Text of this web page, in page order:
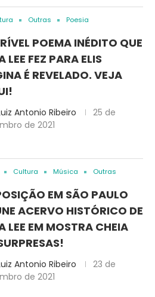
Outras Poesia
POEMA INÉDITO QUE
LEE FEZ PARA ELIS
É REVELADO. VEJA
Antonio Ribeiro
25 de
de 2021
Cultura Música Outras
EM SÃO PAULO
ACERVO HISTÓRICO DE
LEE EM MOSTRA CHEIA
Antonio Ribeiro
23 de
de 2021